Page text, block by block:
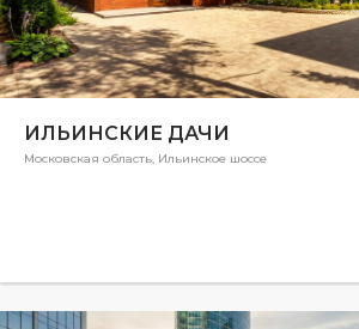
ИЛЬИНСКИЕ ДАЧИ
Московская область, Ильинское шоссе